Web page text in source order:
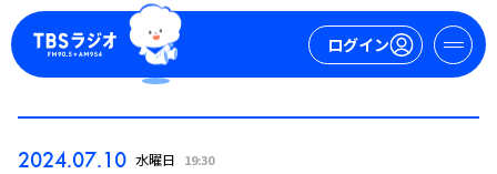
ログイン
2024.07.10 水曜日 19:30